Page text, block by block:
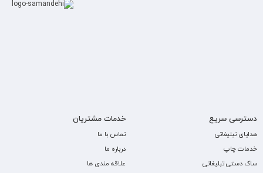
دسترسی سریع
هدایای تبلیغاتی
خدمات چاپ
ساک دستی تبلیغاتی
خدمات مشتریان
تماس با ما
درباره ما
علاقه مندی ها